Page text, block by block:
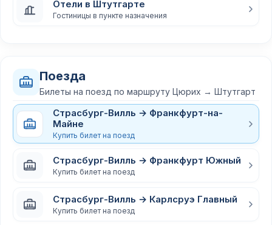
Отели в Штутгарте
Гостиницы в пункте назначения
Поезда
Билеты на поезд по маршруту Цюрих → Штутгарт
Страсбург-Вилль → Франкфурт-на-
Майне
Купить билет на поезд
Страсбург-Вилль → Франкфурт Южный
Купить билет на поезд
Страсбург-Вилль → Карлсруэ Главный
Купить билет на поезд